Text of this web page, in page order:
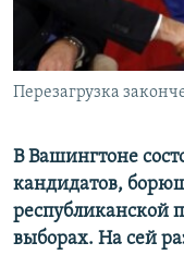
Հայերեն
English
Все сайты Радио
Перезагрузка
В Вашингтоне
кандидатов,
республиканской
выборах. На сей